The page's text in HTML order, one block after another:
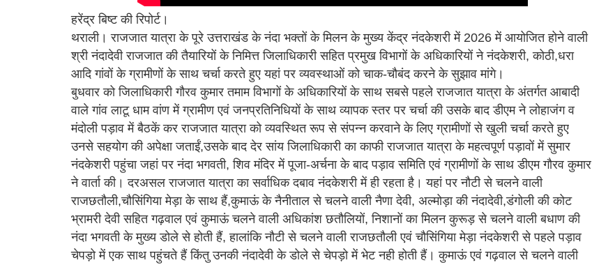
हरेंद्र बिष्ट की रिपोर्ट।
थराली। राजजात यात्रा के पूरे उत्तराखंड के नंदा भक्तों के मिलन के मुख्य केंद्र नंदकेशरी में 2026 में आयोजित होने वाली
श्री नंदादेवी राजजात की तैयारियों के निमित्त जिलाधिकारी सहित प्रमुख विभागों के अधिकारियों ने नंदकेशरी, कोठी,धरा
आदि गांवों के ग्रामीणों के साथ चर्चा करते हुए यहां पर व्यवस्थाओं को चाक-चौबंद करने के सुझाव मांगे।
बुधवार को जिलाधिकारी गौरव कुमार तमाम विभागों के अधिकारियों के साथ सबसे पहले राजजात यात्रा के अंतर्गत आबादी
वाले गांव लाटू धाम वांण में ग्रामीण एवं जनप्रतिनिधियों के साथ व्यापक स्तर पर चर्चा की उसके बाद डीएम ने लोहाजंग व
मंदोली पड़ाव में बैठकें कर राजजात यात्रा को व्यवस्थित रूप से संपन्न करवाने के लिए ग्रामीणों से खुली चर्चा करते हुए
उनसे सहयोग की अपेक्षा जताईं,उसके बाद देर सांय जिलाधिकारी का काफी राजजात यात्रा के महत्वपूर्ण पड़ावों में सुमार
नंदकेशरी पहुंचा जहां पर नंदा भगवती, शिव मंदिर में पूजा-अर्चना के बाद पड़ाव समिति एवं ग्रामीणों के साथ डीएम गौरव कुमार
ने वार्ता की। दरअसल राजजात यात्रा का सर्वाधिक दबाव नंदकेशरी में ही रहता है। यहां पर नौटी से चलने वाली
राजछतौली,चौसिंगिया मेड़ा के साथ हैं,कुमाऊं के नैनीताल से चलने वाली नैणा देवी, अल्मोड़ा की नंदादेवी,डंगोली की कोट
भ्रामरी देवी सहित गढ़वाल एवं कुमाऊं चलने वाली अधिकांश छतौलियों, निशानों का मिलन कुरूड़ से चलने वाली बधाण की
नंदा भगवती के मुख्य डोले से होती हैं, हालांकि नौटी से चलने वाली राजछतौली एवं चौसिंगिया मेड़ा नंदकेशरी से पहले पड़ाव
चेपड़ो में एक साथ पहुंचते हैं किंतु उनकी नंदादेवी के डोले से चेपड़ो में भेट नही होती हैं। कुमाऊं एवं गढ़वाल से चलने वाली